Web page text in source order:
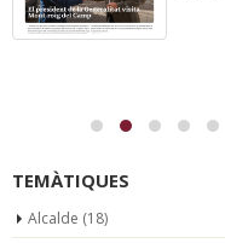
TEMÀTIQUES
Alcalde (18)